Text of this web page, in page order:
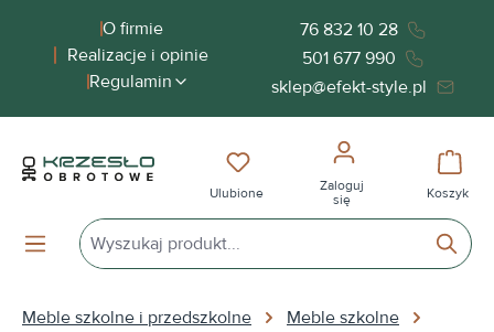
zawartościO firmie
Realizacje i opinie
Regulamin
76 832 10 28
501 677 990
sklep@efekt-style.pl
Masz 0 przedmioty na liście
Ulubione
Zaloguj
się
Koszyk
Meble szkolne i przedszkolne
Meble szkolne